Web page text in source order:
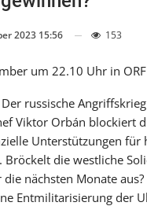
2023 15:56 153
um 22.10 Uhr in
Der russische
Viktor Orbán blockiert
Unterstützungen für
Bröckelt die westliche
die nächsten Monate
Entmilitarisierung der